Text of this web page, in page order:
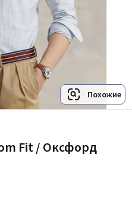
Похожие
Fit / Оксфорд